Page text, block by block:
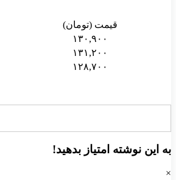
قیمت (تومان)
۱۳۰,۹۰۰
۱۳۱,۲۰۰
۱۲۸,۷۰۰
به این نوشته امتیاز بدهید!
×